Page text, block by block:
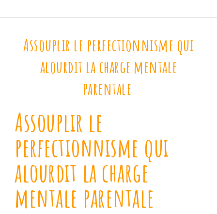
Assouplir le perfectionnisme qui
alourdit la charge mentale
parentale
Assouplir le
perfectionnisme qui
alourdit la charge
mentale parentale